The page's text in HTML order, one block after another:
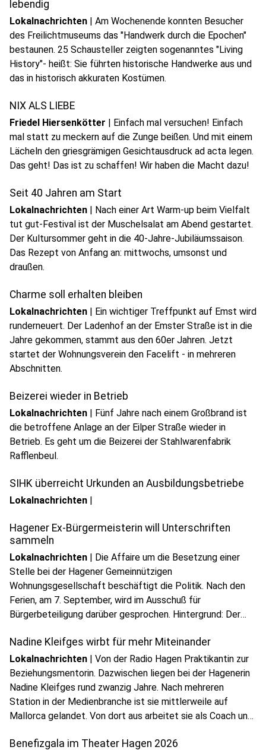
lebendig
Lokalnachrichten | Am Wochenende konnten Besucher
des Freilichtmuseums das "Handwerk durch die Epochen"
bestaunen. 25 Schausteller zeigten sogenanntes "Living
History"- heißt: Sie führten historische Handwerke aus und
das in historisch akkuraten Kostümen.
NIX ALS LIEBE
Friedel Hiersenkötter | Einfach mal versuchen! Einfach
mal statt zu meckern auf die Zunge beißen. Und mit einem
Lächeln den griesgrämigen Gesichtausdruck ad acta legen.
Das geht! Das ist zu schaffen! Wir haben die Macht dazu!
play_circle Audio anhören
Seit 40 Jahren am Start
Lokalnachrichten | Nach einer Art Warm-up beim Vielfalt
tut gut-Festival ist der Muschelsalat am Abend gestartet.
Der Kultursommer geht in die 40-Jahre-Jubiläumssaison.
Das Rezept von Anfang an: mittwochs, umsonst und
draußen.
Charme soll erhalten bleiben
Lokalnachrichten | Ein wichtiger Treffpunkt auf Emst wird
runderneuert. Der Ladenhof an der Emster Straße ist in die
Jahre gekommen, stammt aus den 60er Jahren. Jetzt
startet der Wohnungsverein den Facelift - in mehreren
Abschnitten.
Beizerei wieder in Betrieb
Lokalnachrichten | Fünf Jahre nach einem Großbrand ist
die betroffene Anlage an der Eilper Straße wieder in
Betrieb. Es geht um die Beizerei der Stahlwarenfabrik
Rafflenbeul.
SIHK überreicht Urkunden an Ausbildungsbetriebe
Lokalnachrichten |
Hagener Ex-Bürgermeisterin will Unterschriften
sammeln
Lokalnachrichten | Die Affaire um die Besetzung einer
Stelle bei der Hagener Gemeinnützigen
Wohnungsgesellschaft beschäftigt die Politik. Nach den
Ferien, am 7. September, wird im Ausschuß für
Bürgerbeteiligung darüber gesprochen. Hintergrund: Der
demnächst bei der HaGeWe eine gut dotierte Stelle
antreten.
Nadine Kleifges wirbt für mehr Miteinander
Lokalnachrichten | Von der Radio Hagen Praktikantin zur
Beziehungsmentorin. Dazwischen liegen bei der Hagenerin
Nadine Kleifges rund zwanzig Jahre. Nach mehreren
Station in der Medienbranche ist sie mittlerweile auf
Mallorca gelandet. Von dort aus arbeitet sie als Coach und
Benefizgala im Theater Hagen 2026